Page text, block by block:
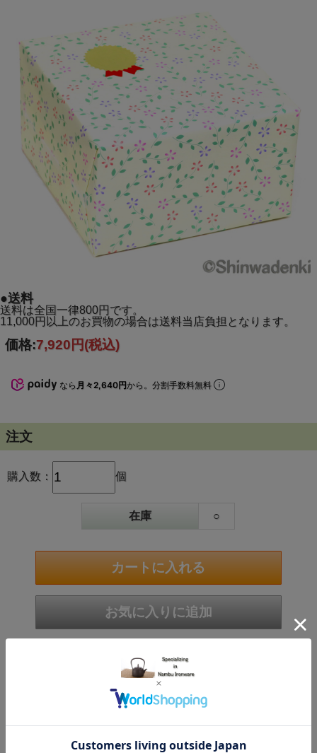
両側注ぎ口＆木柄で扱いやすさ抜群
取っ手は木柄で熱くならず調理中も安心して握れます。
●送料
送料は全国一律800円です。
11,000円以上のお買物の場合は送料当店負担となります。
価格:7,920円(税込)
なら 月々2,640円から。分割手数料無料
注文
購入数： 個
在庫 ○
返品についての詳細はこちら
友達にメールですすめる